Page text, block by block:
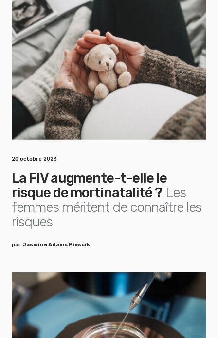
20 octobre 2023
La FIV augmente-t-elle le
risque de mortinatalité ? Les
femmes méritent de connaître les
risques
par Jasmine Adams Piescik